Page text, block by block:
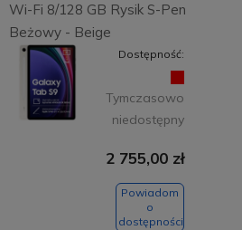
Wi-Fi 8/128 GB Rysik S-Pen
Beżowy - Beige
Dostępność:
Tymczasowo
niedostępny
2 755,00 zł
Powiadom
o
dostępności